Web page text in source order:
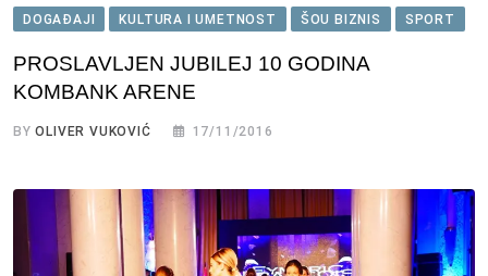
DOGAĐAJI KULTURA I UMETNOST ŠOU BIZNIS SPORT
PROSLAVLJEN JUBILEJ 10 GODINA
KOMBANK ARENE
BYOLIVER VUKOVIĆ 17/11/2016